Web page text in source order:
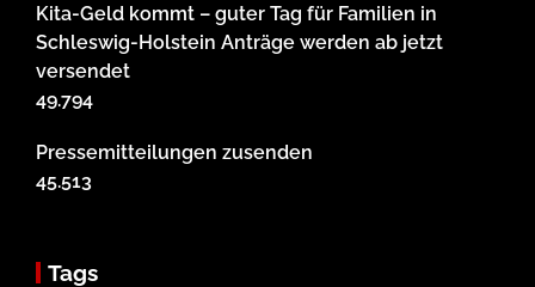
Kita-Geld kommt – guter Tag für Familien in
Schleswig-Holstein Anträge werden ab jetzt
versendet
49.794
Pressemitteilungen zusenden
45.513
Tags